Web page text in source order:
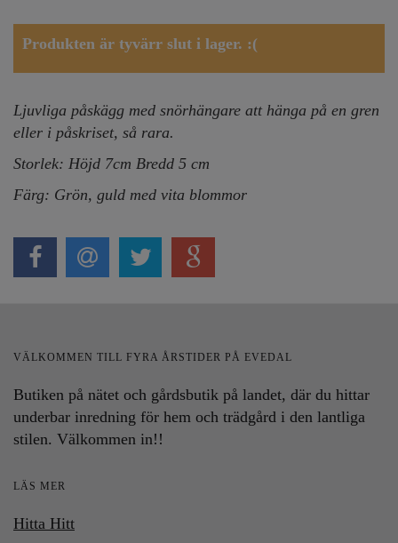
Produkten är tyvärr slut i lager. :(
Ljuvliga påskägg med snörhängare att hänga på en gren
eller i påskriset, så rara.
Storlek: Höjd 7cm Bredd 5 cm
Färg: Grön, guld med vita blommor
VÄLKOMMEN TILL FYRA ÅRSTIDER PÅ EVEDAL
Butiken på nätet och gårdsbutik på landet, där du hittar
underbar inredning för hem och trädgård i den lantliga
stilen. Välkommen in!!
LÄS MER
Hitta Hitt